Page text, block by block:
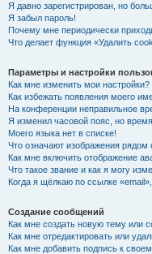
Я давно зарегистрирован, но
Я забыл пароль!
Почему мне периодически
Что делает функция «Удалить
Параметры и настройки
Как мне изменить мои настройки?
Как избежать появления моего
На конференции неправильное
Я изменил часовой пояс, но
Моего языка нет в списке!
Что означают изображения
Как мне включить отображение
Что такое звание и как я могу
Когда я щёлкаю по ссылке
Создание сообщений
Как мне создать новую тему или
Как мне отредактировать или
Как мне добавить подпись к